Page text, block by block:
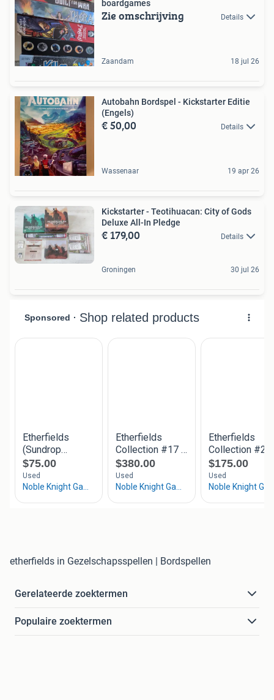
boardgames
Zie omschrijving Details
Zaandam 18 jul 26
Autobahn Bordspel - Kickstarter Editie
(Engels)
€ 50,00 Details
Wassenaar 19 apr 26
Kickstarter - Teotihuacan: City of Gods
Deluxe All-In Pledge
€ 179,00 Details
Groningen 30 jul 26
etherfields in Gezelschapsspellen | Bordspellen
Gerelateerde zoektermen
Populaire zoektermen